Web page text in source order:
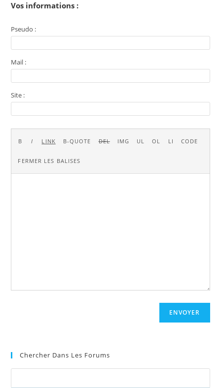
Vos informations :
Pseudo :
Mail :
Site :
ENVOYER
Chercher Dans Les Forums